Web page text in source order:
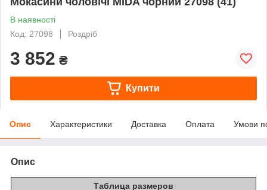
В наявності
Код: 27098
Роздріб
3 852 ₴
Купити
Опис Характеристики Доставка Оплата Умови
Опис
Таблица размеров